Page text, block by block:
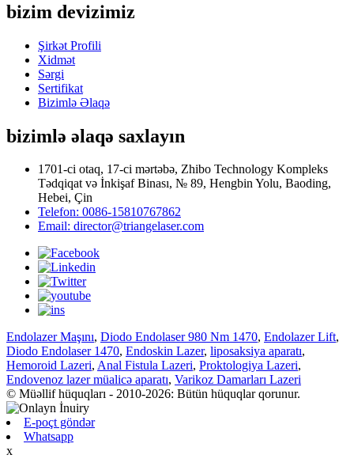
bizim devizimiz
Şirkət Profili
Xidmət
Sərgi
Sertifikat
Bizimlə Əlaqə
bizimlə əlaqə saxlayın
1701-ci otaq, 17-ci mərtəbə, Zhibo Technology Kompleks
Tədqiqat və İnkişaf Binası, № 89, Hengbin Yolu, Baoding,
Hebei, Çin
Telefon: 0086-15810767862
Email: director@triangelaser.com
Endolazer Maşını, Diodo Endolaser 980 Nm 1470, Endolazer Lift,
Diodo Endolaser 1470, Endoskin Lazer, liposaksiya aparatı,
Hemoroid Lazeri, Anal Fistula Lazeri, Proktologiya Lazeri,
Endovenoz lazer müalicə aparatı, Varikoz Damarları Lazeri
© Müəllif hüquqları - 2010-2026: Bütün hüquqlar qorunur.
E-poçt göndər
Whatsapp
x